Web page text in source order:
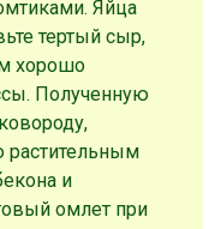
Яйца
тертый сыр,
хорошо
Полученную
растительным
и
омлет при